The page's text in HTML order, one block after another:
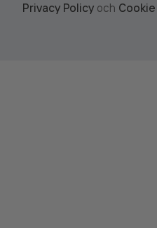
Privacy Policy och